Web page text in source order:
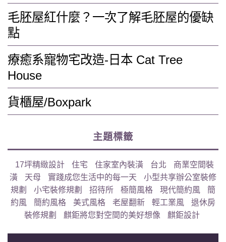
毛胚屋紅什麼？一次了解毛胚屋的優缺
點
療癒系寵物宅改造-日本 Cat Tree
House
貨櫃屋/Boxpark
主題標籤
17坪精緻設計 住宅 住家室內裝潢 台北
商業空間裝
潢
天母 實踐成您生活中的每一天
小型共享辦公室裝修
規劃
小宅裝修規劃 招待所 極簡風格 現代簡約風
簡
約風
簡約風格 美式風格 老屋翻新 輕工業風
退休房
裝修規劃
麒鉅將您對空間的美好想像 麒鉅設計